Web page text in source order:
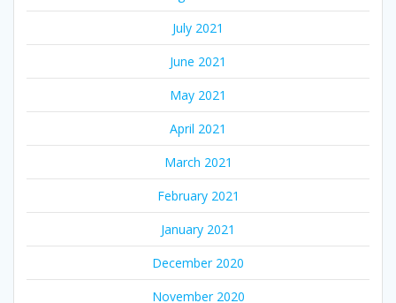
July 2021
June 2021
May 2021
April 2021
March 2021
February 2021
January 2021
December 2020
November 2020